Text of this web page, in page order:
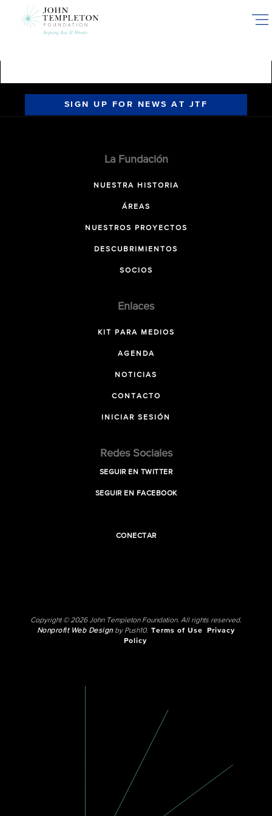
SIGN UP FOR NEWS AT JTF
La Fundación
NUESTRA HISTORIA
ÁREAS
NUESTROS PROYECTOS
DESCUBRIMIENTOS
SOCIOS
Enlaces
KIT PARA MEDIOS
AGENDA
NOTICIAS
CONTACTO
INICIAR SESIÓN
Redes Sociales
SEGUIR EN TWITTER
SEGUIR EN FACEBOOK
CONECTAR
Copyright © 2026 John Templeton Foundation. All rights reserved.
Nonprofit Web Designby Push10. Terms of Use
Privacy
Policy